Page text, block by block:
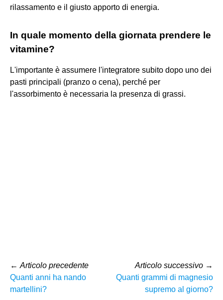
rilassamento e il giusto apporto di energia.
In quale momento della giornata prendere le
vitamine?
L'importante è assumere l'integratore subito dopo uno dei
pasti principali (pranzo o cena), perché per
l'assorbimento è necessaria la presenza di grassi.
← Articolo precedente
Quanti anni ha nando
martellini?
Articolo successivo →
Quanti grammi di magnesio
supremo al giorno?